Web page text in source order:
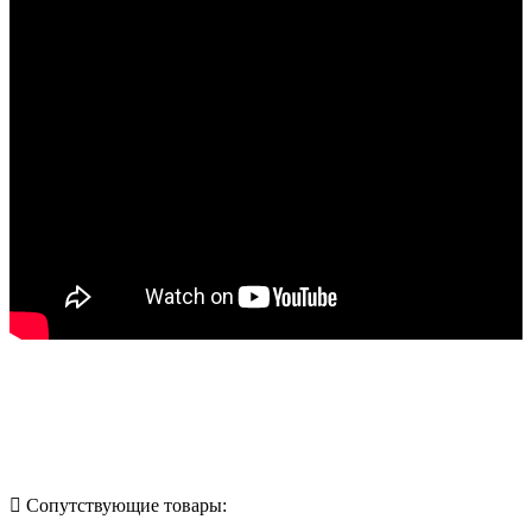
Сопутствующие товары: